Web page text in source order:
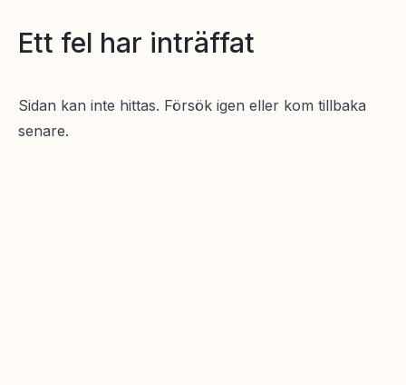
Ett fel har inträffat
Sidan kan inte hittas. Försök igen eller kom tillbaka
senare.